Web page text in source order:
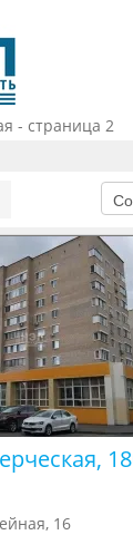
- страница 2
16